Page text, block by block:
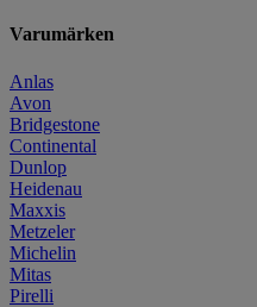
Varumärken
Anlas
Avon
Bridgestone
Continental
Dunlop
Heidenau
Maxxis
Metzeler
Michelin
Mitas
Pirelli